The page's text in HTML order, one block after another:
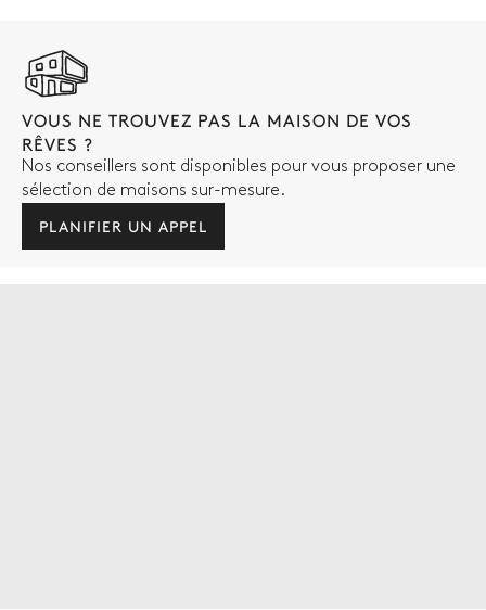
VOUS NE TROUVEZ PAS LA MAISON DE VOS
RÊVES ?
Nos conseillers sont disponibles pour vous proposer une
sélection de maisons sur-mesure.
PLANIFIER UN APPEL